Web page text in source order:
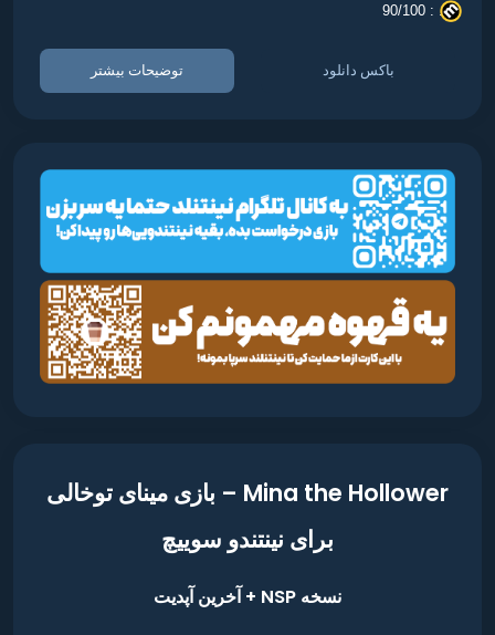
. :
90/100
باکس دانلود توضیحات بیشتر
Mina the Hollower – بازی مینای توخالی
برای نینتندو سوییچ
نسخه NSP + آخرین آپدیت